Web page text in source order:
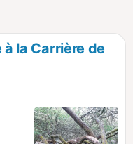
la Carrière de